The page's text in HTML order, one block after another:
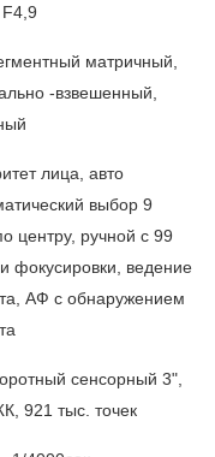
матричный,
-взвешенный,
лица, авто
выбор 9
центру, ручной с 99
фокусировки, ведение
АФ с обнаружением
сенсорный 3",
921 тыс. точек